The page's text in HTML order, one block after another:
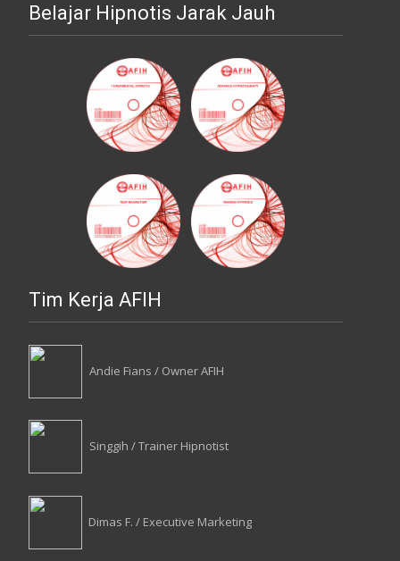
Belajar Hipnotis Jarak Jauh
Tim Kerja AFIH
Andie Fians / Owner AFIH
Singgih / Trainer Hipnotist
Dimas F. / Executive Marketing